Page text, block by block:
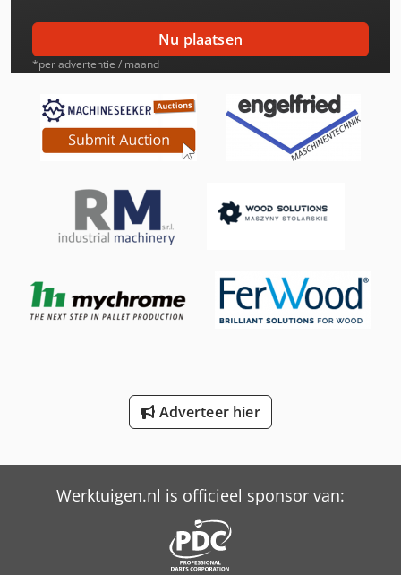
International 644
International 654
International 834
International 844
Job-Mann 303-50 Wl
Schaffer 2345 T
Schaffer 2345 T Slt
Schaffer 6390 T
Trailer And Tools
Nu plaatsen
*per advertentie / maand
Adverteer hier
Werktuigen.nl is officieel sponsor van: